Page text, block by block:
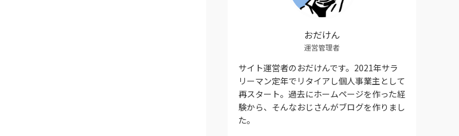
おだけん
運営管理者
サイト運営者のおだけんです。2021年サラ
リーマン定年でリタイアし個人事業主として
再スタート。過去にホームページを作った経
験から、そんなおじさんがブログを作りまし
た。